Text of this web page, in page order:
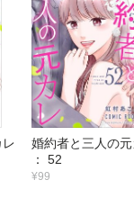
婚約者と三人の
： 52
¥99